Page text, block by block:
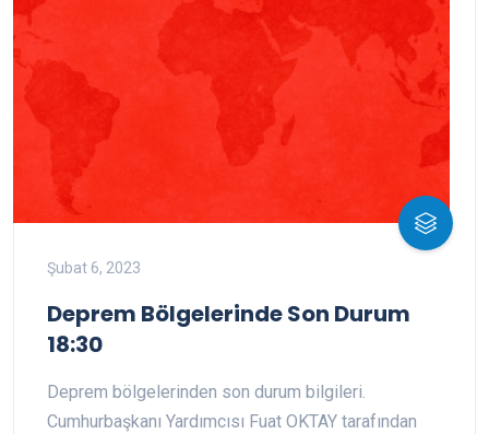
Şubat 6, 2023
Deprem Bölgelerinde Son Durum
18:30
Deprem bölgelerinden son durum bilgileri.
Cumhurbaşkanı Yardımcısı Fuat OKTAY tarafından